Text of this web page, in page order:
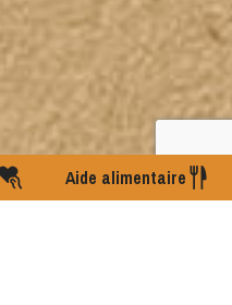
Aide alimentaire